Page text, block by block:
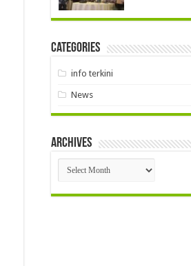
Categories
info terkini
News
Archives
Archives